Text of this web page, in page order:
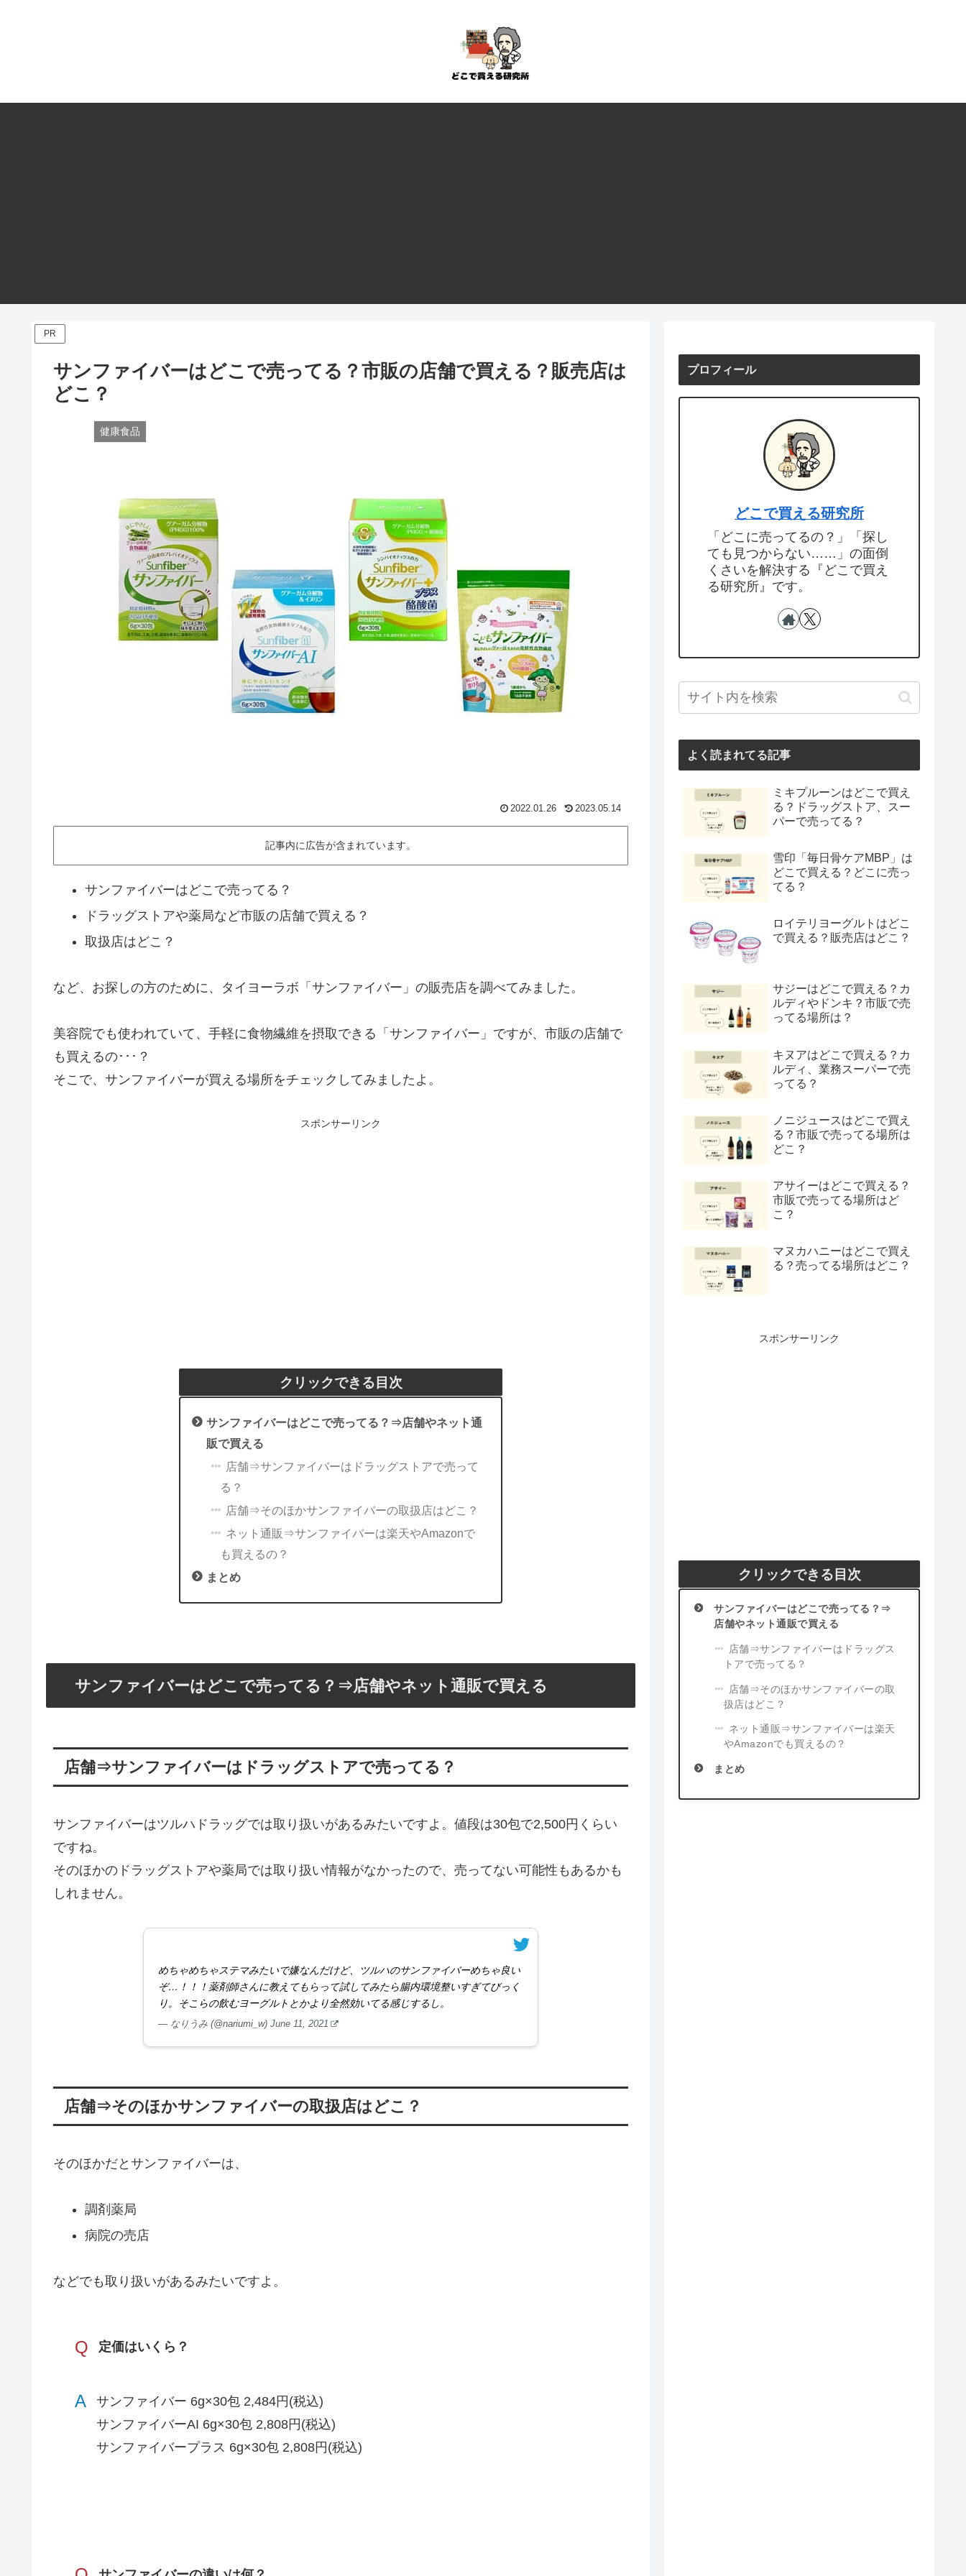
PR
サンファイバーはどこで売ってる？市販の店舗で買える？販売店は
どこ？
健康食品
2022.01.26 2023.05.14
記事内に広告が含まれています。
サンファイバーはどこで売ってる？
ドラッグストアや薬局など市販の店舗で買える？
取扱店はどこ？
など、お探しの方のために、タイヨーラボ「サンファイバー」の販売店を調べてみました。
美容院でも使われていて、手軽に食物繊維を摂取できる「サンファイバー」ですが、市販の店舗で
も買えるの･･･？
そこで、サンファイバーが買える場所をチェックしてみましたよ。
スポンサーリンク
クリックできる目次
サンファイバーはどこで売ってる？⇒店舗やネット通
販で買える
店舗⇒サンファイバーはドラッグストアで売って
る？
店舗⇒そのほかサンファイバーの取扱店はどこ？
ネット通販⇒サンファイバーは楽天やAmazonで
も買えるの？
まとめ
サンファイバーはどこで売ってる？⇒店舗やネット通販で買える
店舗⇒サンファイバーはドラッグストアで売ってる？
サンファイバーはツルハドラッグでは取り扱いがあるみたいですよ。値段は30包で2,500円くらい
ですね。
そのほかのドラッグストアや薬局では取り扱い情報がなかったので、売ってない可能性もあるかも
しれません。
めちゃめちゃステマみたいで嫌なんだけど、ツルハのサンファイバーめちゃ良い
ぞ…！！！薬剤師さんに教えてもらって試してみたら腸内環境整いすぎてびっく
り。そこらの飲むヨーグルトとかより全然効いてる感じするし。
— なりうみ (@nariumi_w) June 11, 2021
店舗⇒そのほかサンファイバーの取扱店はどこ？
そのほかだとサンファイバーは、
調剤薬局
病院の売店
などでも取り扱いがあるみたいですよ。
Q 定価はいくら？
A
サンファイバー 6g×30包 2,484円(税込)
サンファイバーAI 6g×30包 2,808円(税込)
サンファイバープラス 6g×30包 2,808円(税込)
プロフィール
どこで買える研究所
「どこに売ってるの？」「探し
ても見つからない……」の面倒
くさいを解決する『どこで買え
る研究所』です。
よく読まれてる記事
ミキプルーンはどこで買え
る？ドラッグストア、スー
パーで売ってる？
雪印「毎日骨ケアMBP」は
どこで買える？どこに売っ
てる？
ロイテリヨーグルトはどこ
で買える？販売店はどこ？
サジーはどこで買える？カ
ルディやドンキ？市販で売
ってる場所は？
キヌアはどこで買える？カ
ルディ、業務スーパーで売
ってる？
ノニジュースはどこで買え
る？市販で売ってる場所は
どこ？
アサイーはどこで買える？
市販で売ってる場所はど
こ？
マヌカハニーはどこで買え
る？売ってる場所はどこ？
スポンサーリンク
クリックできる目次
サンファイバーはどこで売ってる？⇒
店舗やネット通販で買える
店舗⇒サンファイバーはドラッグス
トアで売ってる？
店舗⇒そのほかサンファイバーの取
扱店はどこ？
ネット通販⇒サンファイバーは楽天
やAmazonでも買えるの？
まとめ